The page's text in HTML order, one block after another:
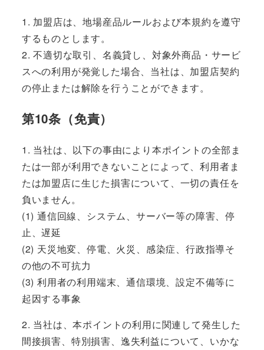
1. 加盟店は、地場産品ルールおよび本規約を遵守
するものとします。
2. 不適切な取引、名義貸し、対象外商品・サービ
スへの利用が発覚した場合、当社は、加盟店契約
の停止または解除を行うことができます。
第10条（免責）
1. 当社は、以下の事由により本ポイントの全部ま
たは一部が利用できないことによって、利用者ま
たは加盟店に生じた損害について、一切の責任を
負いません。
(1) 通信回線、システム、サーバー等の障害、停
止、遅延
(2) 天災地変、停電、火災、感染症、行政指導そ
の他の不可抗力
(3) 利用者の利用端末、通信環境、設定不備等に
起因する事象
2. 当社は、本ポイントの利用に関連して発生した
間接損害、特別損害、逸失利益について、いかな